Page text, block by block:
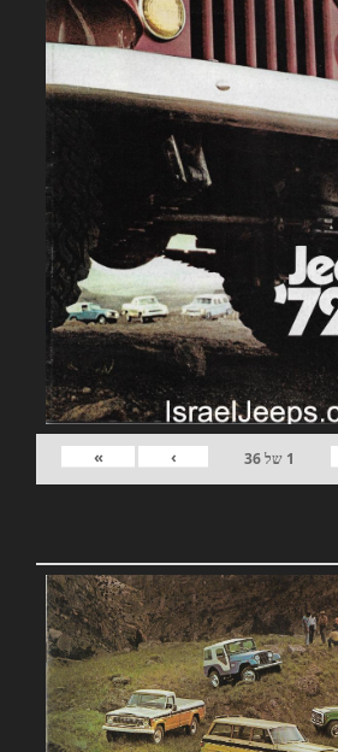
1 של36
›
»